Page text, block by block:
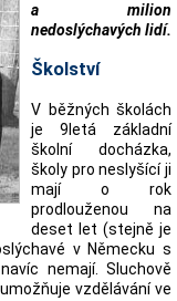
a milion
nedoslýchavých lidí.
Školství
V běžných školách
je 9letá základní
školní docházka,
školy pro neslyšící ji
mají o rok
prodlouženou na
deset let (stejně je
v Německu s
nemají. Sluchově
vzdělávání ve